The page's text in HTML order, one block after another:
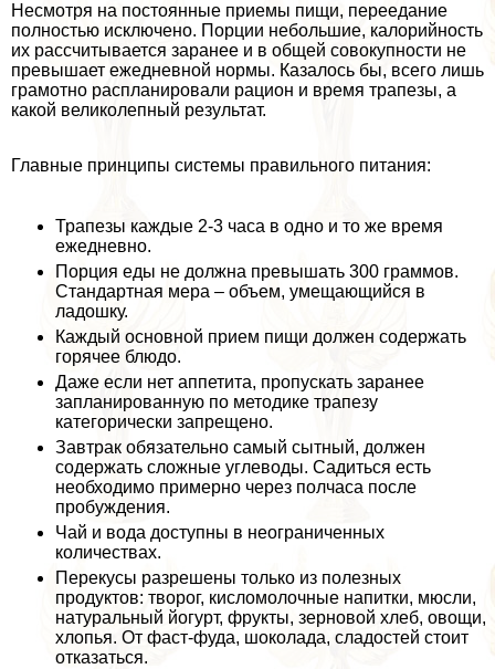
Несмотря на постоянные приемы пищи, переедание
полностью исключено. Порции небольшие, калорийность
их рассчитывается заранее и в общей совокупности не
превышает ежедневной нормы. Казалось бы, всего лишь
грамотно распланировали рацион и время трапезы, а
какой великолепный результат.
Главные принципы системы правильного питания:
Трапезы каждые 2-3 часа в одно и то же время
ежедневно.
Порция еды не должна превышать 300 граммов.
Стандартная мера – объем, умещающийся в
ладошку.
Каждый основной прием пищи должен содержать
горячее блюдо.
Даже если нет аппетита, пропускать заранее
запланированную по методике трапезу
категорически запрещено.
Завтpaк обязательно самый сытный, должен
содержать сложные углеводы. Садиться есть
необходимо примерно через полчаса после
пробуждения.
Чай и вода доступны в неограниченных
количествах.
Перекусы разрешены только из полезных
продуктов: творог, кисломолочные напитки, мюсли,
натуральный йогурт, фрукты, зерновой хлеб, овощи,
хлопья. От фаст-фуда, шоколада, сладостей стоит
отказаться.